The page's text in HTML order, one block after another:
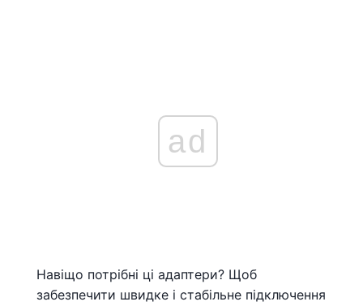
ad
Навіщо потрібні ці адаптери? Щоб
забезпечити швидке і стабільне підключення